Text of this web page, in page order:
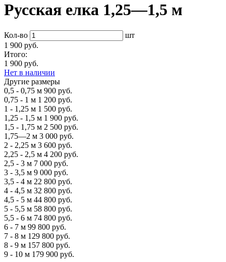
Русская елка 1,25—1,5 м
Кол-во
шт
1 900 руб.
Итого:
1 900 руб.
Нет в наличии
Другие размеры
0,5 - 0,75 м 900 руб.
0,75 - 1 м 1 200 руб.
1 - 1,25 м 1 500 руб.
1,25 - 1,5 м 1 900 руб.
1,5 - 1,75 м 2 500 руб.
1,75—2 м 3 000 руб.
2 - 2,25 м 3 600 руб.
2,25 - 2,5 м 4 200 руб.
2,5 - 3 м 7 000 руб.
3 - 3,5 м 9 000 руб.
3,5 - 4 м 22 800 руб.
4 - 4,5 м 32 800 руб.
4,5 - 5 м 44 800 руб.
5 - 5,5 м 58 800 руб.
5,5 - 6 м 74 800 руб.
6 - 7 м 99 800 руб.
7 - 8 м 129 800 руб.
8 - 9 м 157 800 руб.
9 - 10 м 179 900 руб.